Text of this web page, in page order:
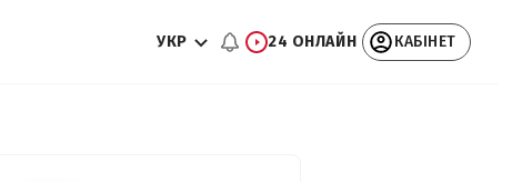
УКР 24 ОНЛАЙН КАБІНЕТ